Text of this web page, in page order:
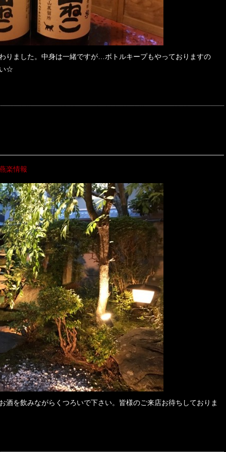
りました。中身は一緒ですが…ボトルキープもやっておりますの
☆
楽情報
を飲みながらくつろいで下さい。皆様のご来店お待ちしておりま